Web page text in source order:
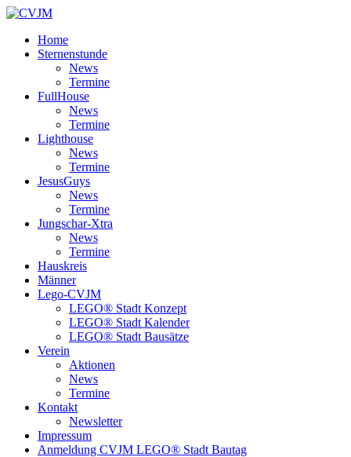
Home
Sternenstunde
News
Termine
FullHouse
News
Termine
Lighthouse
News
Termine
JesusGuys
News
Termine
Jungschar-Xtra
News
Termine
Hauskreis
Männer
Lego-CVJM
LEGO® Stadt Konzept
LEGO® Stadt Kalender
LEGO® Stadt Bausätze
Verein
Aktionen
News
Termine
Kontakt
Newsletter
Impressum
Anmeldung CVJM LEGO® Stadt Bautag